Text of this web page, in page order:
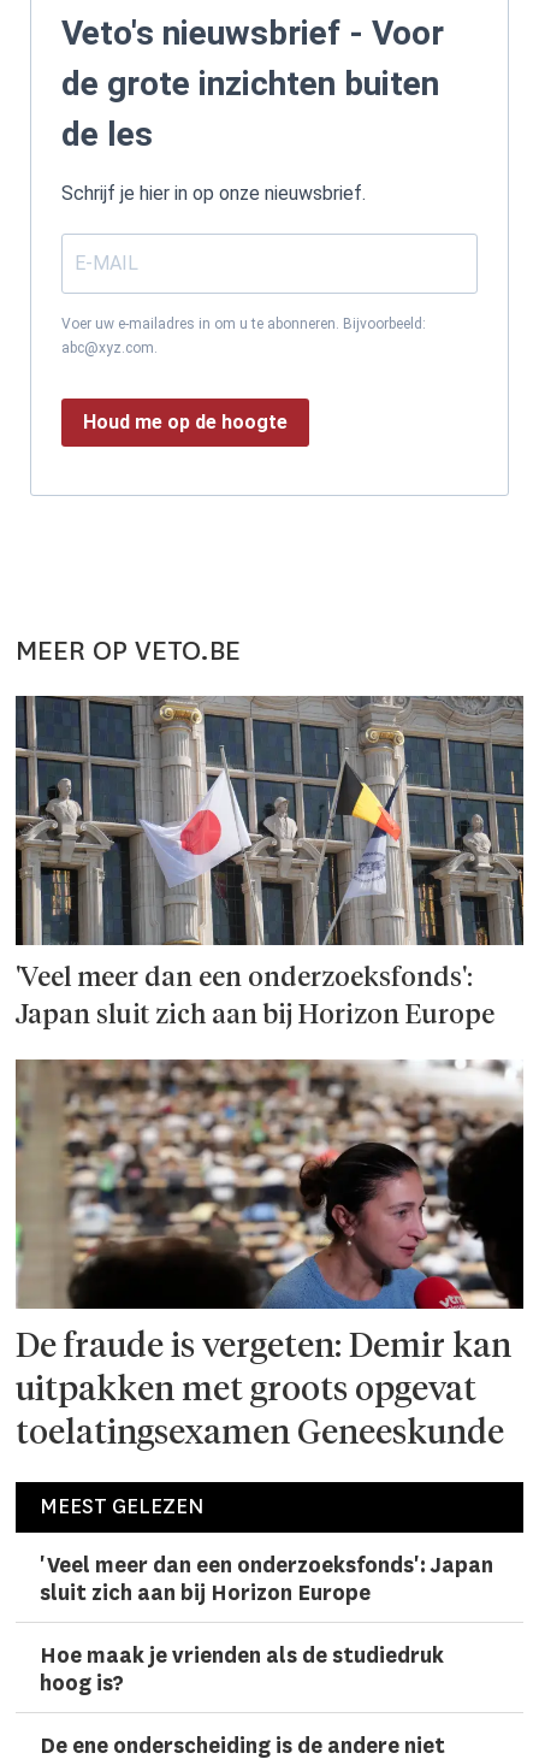
Veto's nieuwsbrief - Voor
de grote inzichten buiten
de les
Schrijf je hier in op onze nieuwsbrief.
Voer uw e-mailadres in om u te abonneren. Bijvoorbeeld:
abc@xyz.com.
Houd me op de hoogte
MEER OP VETO.BE
'Veel meer dan een onderzoeks­fonds':
Japan sluit zich aan bij Horizon Europe
De fraude is vergeten: Demir kan
uitpakken met groots opgevat
toelatingsexamen Geneeskunde
MEEST GELEZEN
'Veel meer dan een onderzoeks­fonds': Japan
sluit zich aan bij Horizon Europe
Hoe maak je vrienden als de studiedruk
hoog is?
De ene onderscheiding is de andere niet